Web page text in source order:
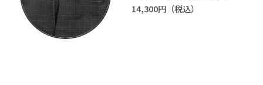
プライバシーポリシー 14,300円（税込）